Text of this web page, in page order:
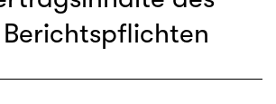
Berichtspflichten